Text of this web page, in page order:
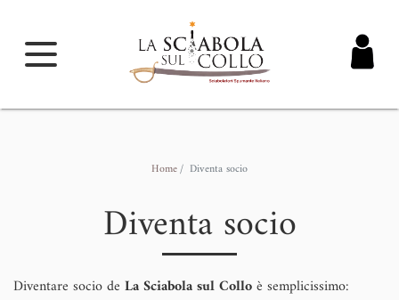
Home Diventa socio
Diventa socio
Diventare socio de La Sciabola sul Colloè semplicissimo: